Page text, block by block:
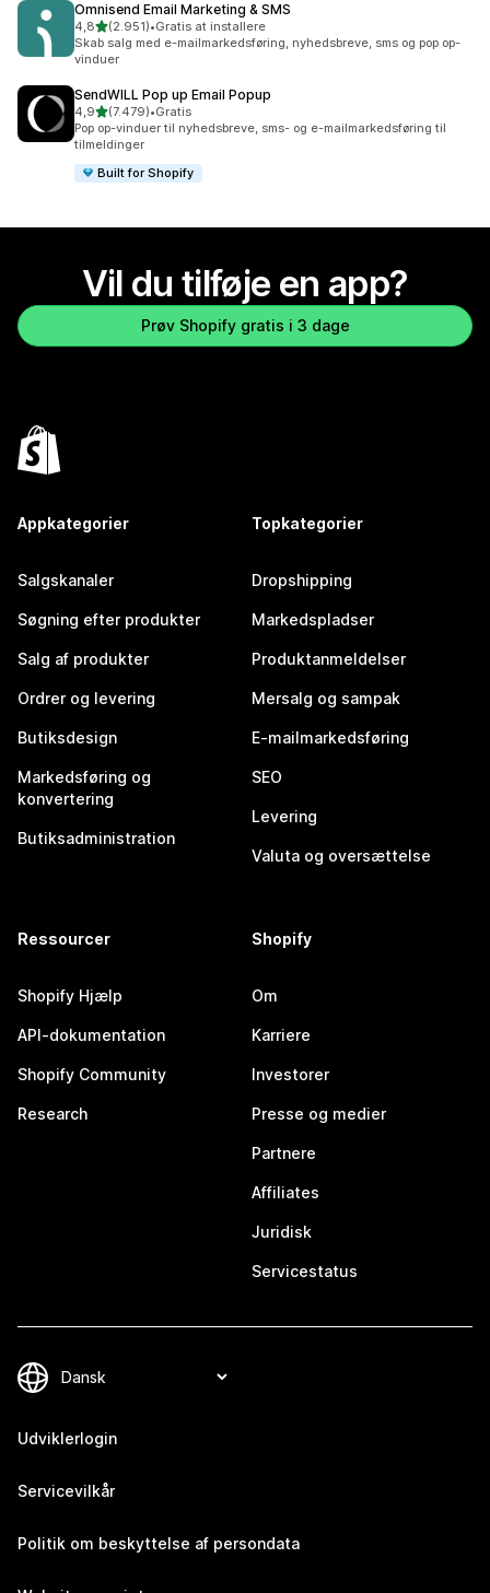
Omnisend Email Marketing & SMS
4,8ud af 5 stjerner
(2.951)
2951 anmeldelser i alt
•Gratis at installere
Skab salg med e-mailmarkedsføring, nyhedsbreve, sms og pop op-
vinduer
SendWILL Pop up Email Popup
4,9ud af 5 stjerner
(7.479)
7479 anmeldelser i alt
•Gratis
Pop op-vinduer til nyhedsbreve, sms- og e-mailmarkedsføring til
tilmeldinger
Built for Shopify
Vil du tilføje en app?
Prøv Shopify gratis i 3 dage
Appkategorier
Salgskanaler
Søgning efter produkter
Salg af produkter
Ordrer og levering
Butiksdesign
Markedsføring og
konvertering
Butiksadministration
Topkategorier
Dropshipping
Markedspladser
Produktanmeldelser
Mersalg og sampak
E-mailmarkedsføring
SEO
Levering
Valuta og oversættelse
Ressourcer
Shopify Hjælp
API-dokumentation
Shopify Community
Research
Shopify
Om
Karriere
Investorer
Presse og medier
Partnere
Affiliates
Juridisk
Servicestatus
Udviklerlogin
Servicevilkår
Politik om beskyttelse af persondata